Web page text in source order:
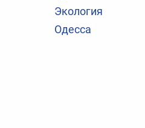
Экология
Одесса